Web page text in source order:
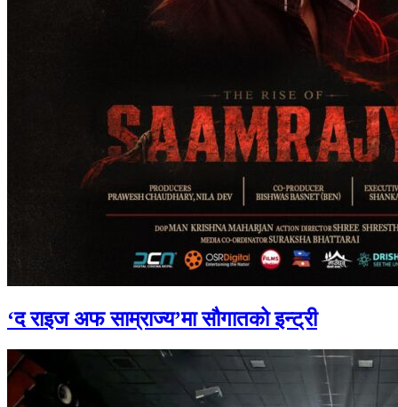
‘द राइज अफ साम्राज्य’मा सौगातको इन्ट्री